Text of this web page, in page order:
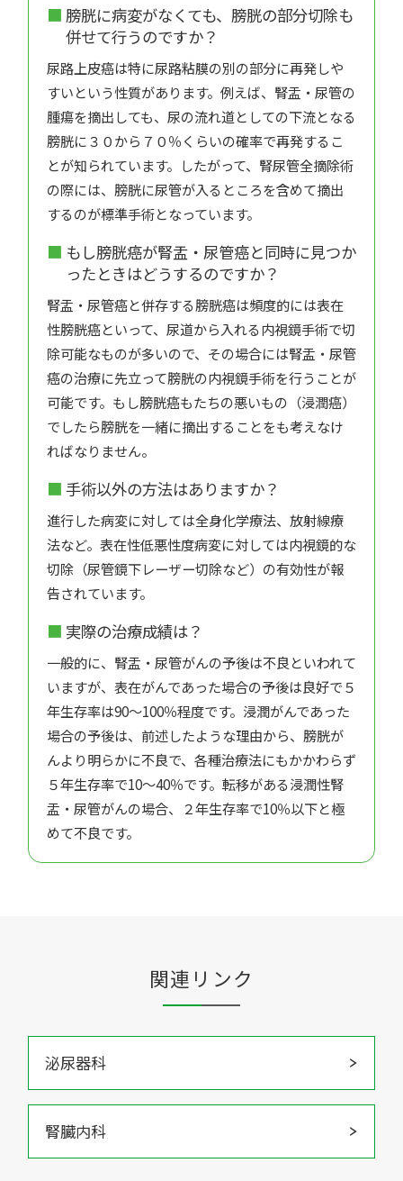
膀胱に病変がなくても、膀胱の部分切除も
併せて行うのですか？
尿路上皮癌は特に尿路粘膜の別の部分に再発しや
すいという性質があります。例えば、腎盂・尿管の
腫瘍を摘出しても、尿の流れ道としての下流となる
膀胱に３０から７０％くらいの確率で再発するこ
とが知られています。したがって、腎尿管全摘除術
の際には、膀胱に尿管が入るところを含めて摘出
するのが標準手術となっています。
もし膀胱癌が腎盂・尿管癌と同時に見つか
ったときはどうするのですか？
腎盂・尿管癌と併存する膀胱癌は頻度的には表在
性膀胱癌といって、尿道から入れる内視鏡手術で切
除可能なものが多いので、その場合には腎盂・尿管
癌の治療に先立って膀胱の内視鏡手術を行うことが
可能です。もし膀胱癌もたちの悪いもの（浸潤癌）
でしたら膀胱を一緒に摘出することをも考えなけ
ればなりません。
手術以外の方法はありますか？
進行した病変に対しては全身化学療法、放射線療
法など。表在性低悪性度病変に対しては内視鏡的な
切除（尿管鏡下レーザー切除など）の有効性が報
告されています。
実際の治療成績は？
一般的に、腎盂・尿管がんの予後は不良といわれて
いますが、表在がんであった場合の予後は良好で５
年生存率は90～100％程度です。浸潤がんであった
場合の予後は、前述したような理由から、膀胱が
んより明らかに不良で、各種治療法にもかかわらず
５年生存率で10～40％です。転移がある浸潤性腎
盂・尿管がんの場合、２年生存率で10％以下と極
めて不良です。
関連リンク
泌尿器科
腎臓内科